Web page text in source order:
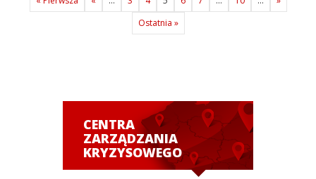
Ostatnia »
CENTRA
ZARZĄDZANIA
KRYZYSOWEGO